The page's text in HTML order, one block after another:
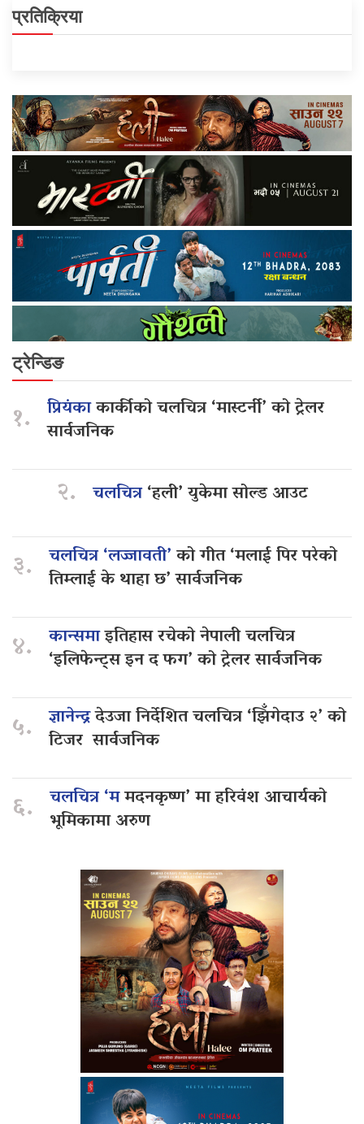
प्रतिक्रिया
ट्रेन्डिङ
१. प्रियंकाकार्कीको चलचित्र ‘मास्टर्नी’ को ट्रेलर
सार्वजनिक
२. चलचित्र‘हली’ युकेमा सोल्ड आउट
३. चलचित्र ‘लज्जावती’को गीत ‘मलाई पिर परेको
तिम्लाई के थाहा छ’ सार्वजनिक
४. कान्समाइतिहास रचेको नेपाली चलचित्र
‘इलिफेन्ट्स इन द फग’ को ट्रेलर सार्वजनिक
५. ज्ञानेन्द्रदेउजा निर्देशित चलचित्र ‘झिँगेदाउ २’ को
टिजर सार्वजनिक
६. चलचित्र ‘ममदनकृष्ण’ मा हरिवंश आचार्यको
भूमिकामा अरुण